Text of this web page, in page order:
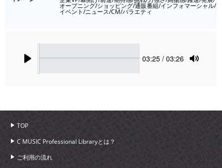
オープニング/ショッピング/通販番組/インフォマーシャル/
イベント/ニュース/CM/バラエティ
Current
03:25 / 03:26
TOP
C MUSIC Professional Libraryとは？
ご利用の流れ